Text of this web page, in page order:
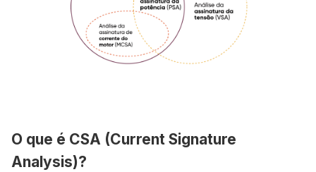
O que é CSA (Current Signature
Analysis)?